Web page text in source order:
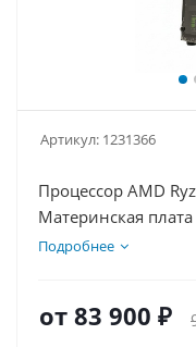
Артикул: 1231366
Процессор AMD
Материнская
GT 1030 2Гб,
Подробнее
от 83 900 ₽